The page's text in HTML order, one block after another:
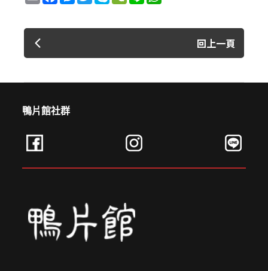
回上一頁
鴨片館社群